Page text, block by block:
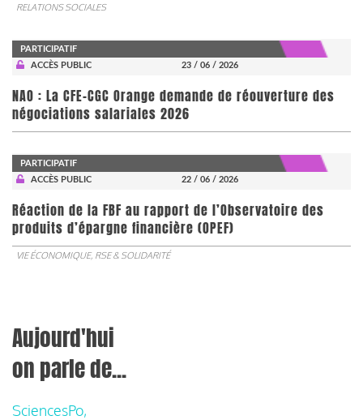
RELATIONS SOCIALES
PARTICIPATIF
ACCÈS PUBLIC
23 / 06 / 2026
NAO : La CFE-CGC Orange demande de réouverture des
négociations salariales 2026
PARTICIPATIF
ACCÈS PUBLIC
22 / 06 / 2026
​​​​​​​Réaction de la FBF au rapport de l’Observatoire des
produits d’épargne financière (OPEF)
VIE ÉCONOMIQUE, RSE & SOLIDARITÉ
Aujourd'hui
on parle de...
SciencesPo,